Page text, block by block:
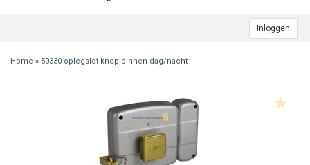
Inloggen
Home » 50330 oplegslot knop binnen dag/nacht